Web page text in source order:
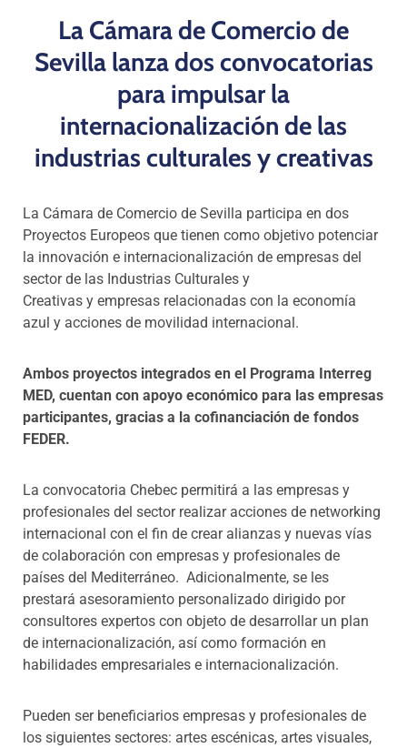
La Cámara de Comercio de
Sevilla lanza dos convocatorias
para impulsar la
internacionalización de las
industrias culturales y creativas
La Cámara de Comercio de Sevilla participa en dos
Proyectos Europeos que tienen como objetivo potenciar
la innovación e internacionalización de empresas del
sector de las Industrias Culturales y
Creativas y empresas relacionadas con la economía
azul y acciones de movilidad internacional.
Ambos proyectos integrados en el Programa Interreg
MED, cuentan con apoyo económico para las empresas
participantes, gracias a la cofinanciación de fondos
FEDER.
La convocatoria Chebec permitirá a las empresas y
profesionales del sector realizar acciones de networking
internacional con el fin de crear alianzas y nuevas vías
de colaboración con empresas y profesionales de
países del Mediterráneo. Adicionalmente, se les
prestará asesoramiento personalizado dirigido por
consultores expertos con objeto de desarrollar un plan
de internacionalización, así como formación en
habilidades empresariales e internacionalización.
Pueden ser beneficiarios empresas y profesionales de
los siguientes sectores: artes escénicas, artes visuales,